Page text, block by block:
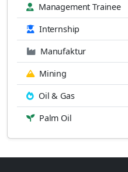
Management Trainee
Internship
Manufaktur
Mining
Oil & Gas
Palm Oil